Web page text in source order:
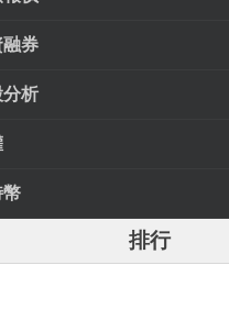
券
析
幣
排行